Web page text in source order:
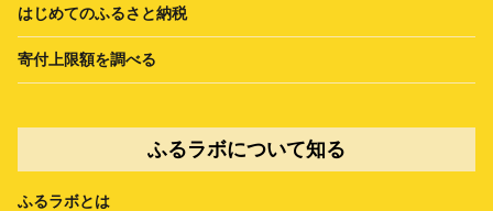
はじめてのふるさと納税
寄付上限額を調べる
ふるラボについて知る
ふるラボとは